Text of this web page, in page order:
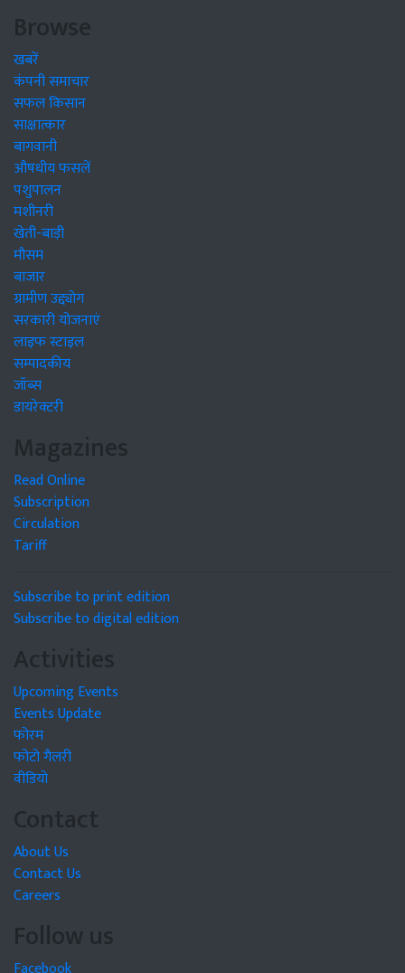
Browse
खबरें
कंपनी समाचार
सफल किसान
साक्षात्कार
बागवानी
औषधीय फसलें
पशुपालन
मशीनरी
खेती-बाड़ी
मौसम
बाजार
ग्रामीण उद्द्योग
सरकारी योजनाएं
लाइफ स्टाइल
सम्पादकीय
जॉब्स
डायरेक्टरी
Magazines
Read Online
Subscription
Circulation
Tariff
Subscribe to print edition
Subscribe to digital edition
Activities
Upcoming Events
Events Update
फोरम
फोटो गैलरी
वीडियो
Contact
About Us
Contact Us
Careers
Follow us